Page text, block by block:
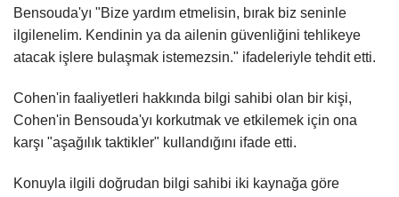
Bensouda'yı "Bize yardım etmelisin, bırak biz seninle
ilgilenelim. Kendinin ya da ailenin güvenliğini tehlikeye
atacak işlere bulaşmak istemezsin." ifadeleriyle tehdit etti.
Cohen'in faaliyetleri hakkında bilgi sahibi olan bir kişi,
Cohen'in Bensouda'yı korkutmak ve etkilemek için ona
karşı "aşağılık taktikler" kullandığını ifade etti.
Konuyla ilgili doğrudan bilgi sahibi iki kaynağa göre